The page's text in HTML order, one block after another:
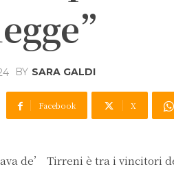
BY SARA GALDI
Facebook X
de’ Tirreni è tra i vincitori